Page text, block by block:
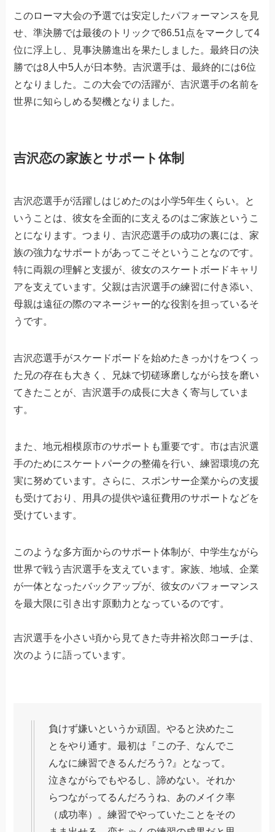
このローマ大会の予選では安定したパフォーマンスを見
せ、準決勝では最後のトリックで86.51点をマークして4
位に浮上し、見事決勝進出を果たしました。最終日の決
勝では8人中5人が日本勢。吉沢選手は、最終的には6位
となりました。この大会での活躍が、吉沢選手の名前を
世界に知らしめる契機となりました。
吉沢恋の家族とサポート体制
吉沢恋選手が活躍しはじめたのは小学5年生くらい。と
いうことは、彼女を全面的に支えるのはご家族というこ
とになります。つまり、吉沢恋選手の成功の裏には、家
族の強力なサポートがあってこそということなのです。
特に両親の理解と支援が、彼女のスケートボードキャリ
アを支えています。父親は吉沢選手の練習に付き添い、
母親は遠征の際のマネージャー的な役割を担っているそ
うです。
吉沢恋選手がスケードボードを始めたきっかけをつくっ
た兄の存在も大きく、兄妹で切磋琢磨しながら技を磨い
てきたことが、吉沢選手の成長に大きく寄与していま
す。
また、地元相模原市のサポートも重要です。市は吉沢選
手のためにスケートパークの整備を行い、練習環境の充
実に努めています。さらに、スポンサー企業からの支援
も受けており、用具の提供や遠征費用のサポートなどを
受けています。
このような多方面からのサポート体制が、中学生ながら
世界で戦う吉沢選手を支えています。家族、地域、企業
が一体となったバックアップが、彼女のパフォーマンス
を最大限に引き出す原動力となっているのです。
吉沢選手を小さい頃から見てきた寺井裕次郎コーチは、
次のように語っています。
負けず嫌いというか頑固。やると決めたこ
とをやり通す。最初は『この子、なんでこ
んなに練習できるんだろう?』となって。
泣きながらでもやるし、諦めない。それか
らつながってるんだろうね、あのメイク率
（成功率）。練習でやっていたことをその